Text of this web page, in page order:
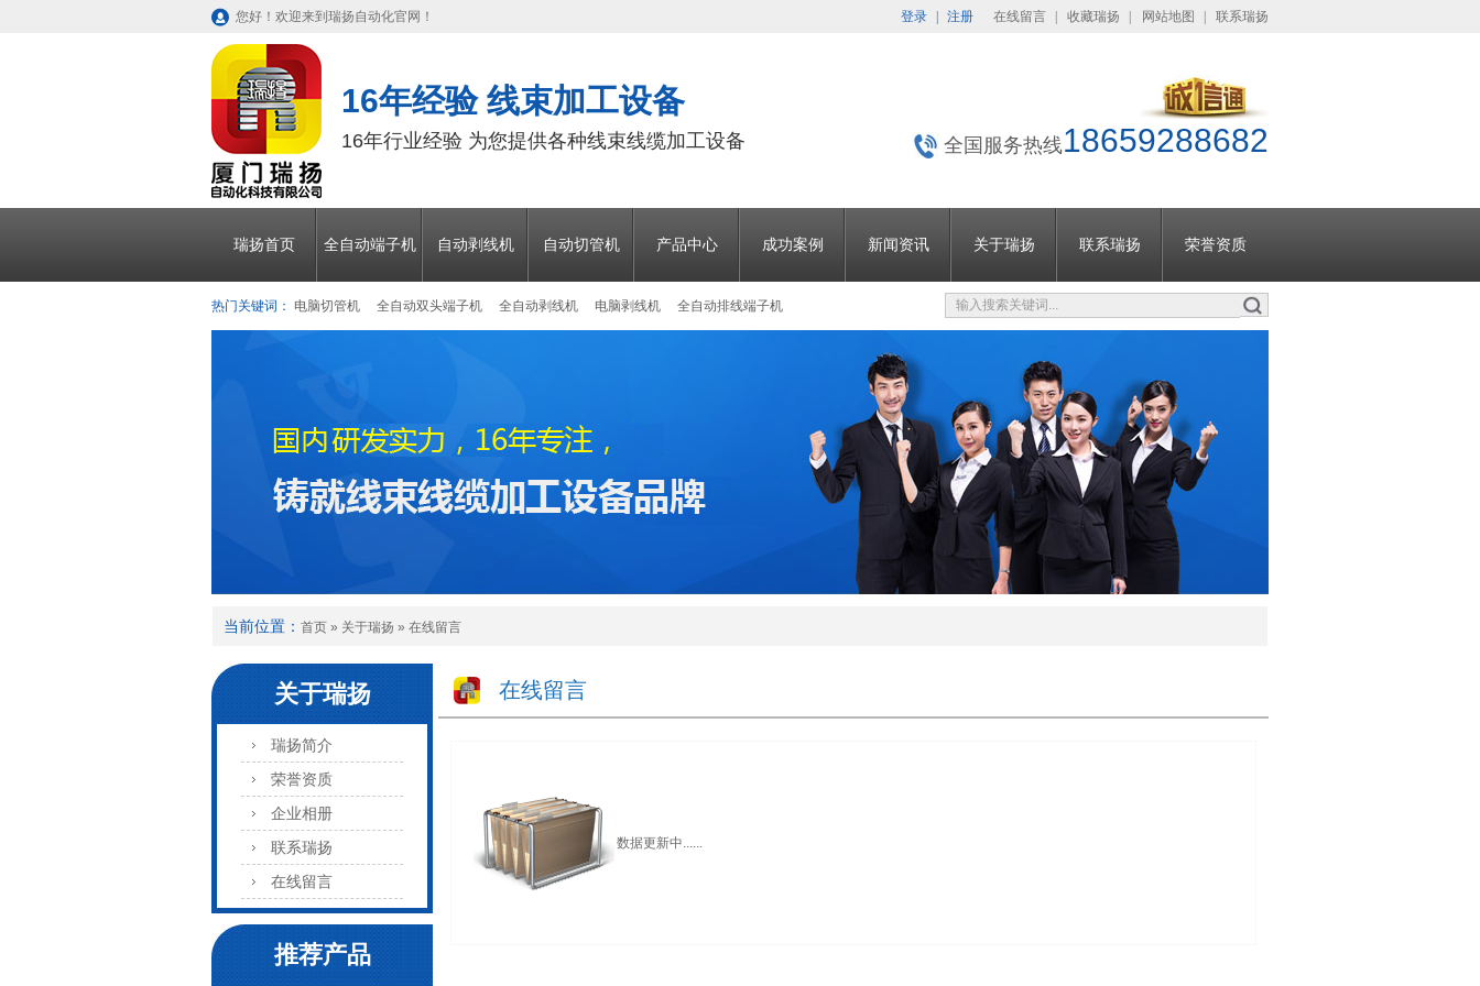
登录 注册 在线留言 收藏瑞扬 网站地图 联系瑞扬
您好！欢迎来到瑞扬自动化官网！
16年经验 线束加工设备
16年行业经验 为您提供各种线束线缆加工设备 全国服务热线18659288682
瑞扬首页 全自动端子机 自动剥线机 自动切管机 产品中心 成功案例 新闻资讯 关于瑞扬 联系瑞扬 荣誉资质
热门关键词： 电脑切管机 全自动双头端子机 全自动剥线机 电脑剥线机 全自动排线端子机
当前位置： 首页 » 关于瑞扬 » 在线留言
关于瑞扬
瑞扬简介
荣誉资质
企业相册
联系瑞扬
在线留言
推荐产品
在线留言
数据更新中......